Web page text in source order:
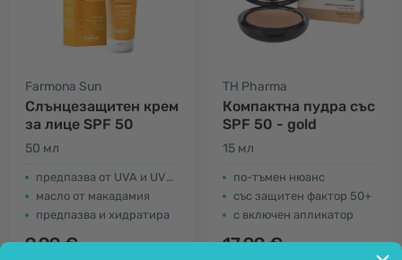
Farmona Sun
Слънцезащитен крем
за лице SPF 50
50 мл
предпазва от UVA и UVB лъчи
масло от макадамия
предпазва и хидратира
9.99 €
TH Pharma
Компактна пудра със
SPF 50 - gold
15 мл
по-тъмен нюанс
със защитен фактор 50+
с включен апликатор
17.99 €